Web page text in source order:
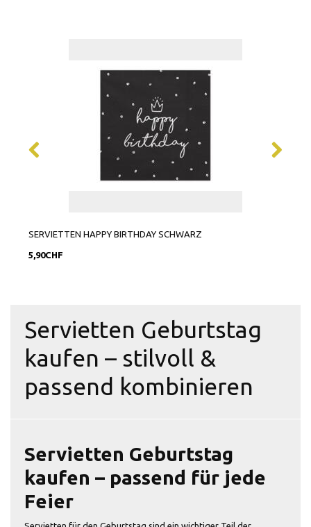
SERVIETTEN HAPPY BIRTHDAY SCHWARZ
5,90CHF
Servietten Geburtstag
kaufen – stilvoll &
passend kombinieren
Servietten Geburtstag
kaufen – passend für jede
Feier